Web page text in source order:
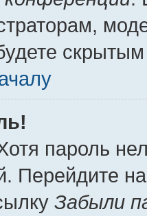
пароль
Перейдите
Забыли